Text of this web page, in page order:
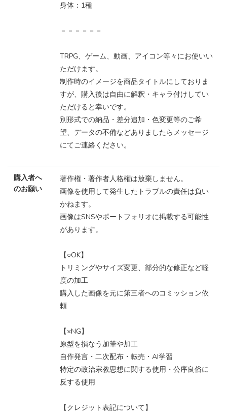
身体：1種
－－－－－－
TRPG、ゲーム、動画、アイコン等々にお使いい
ただけます。
制作時のイメージを商品タイトルにしておりま
すが、購入後は自由に解釈・キャラ付けしてい
ただけると幸いです。
別形式での納品・差分追加・色変更等のご希
望、データの不備などありましたらメッセージ
にてご連絡ください。
購入者へ
のお願い
著作権・著作者人格権は放棄しません。
画像を使用して発生したトラブルの責任は負い
かねます。
画像はSNSやポートフォリオに掲載する可能性
があります。
【○OK】
トリミングやサイズ変更、部分的な修正など軽
度の加工
購入した画像を元に第三者へのコミッション依
頼
【×NG】
原型を損なう加筆や加工
自作発言・二次配布・転売・AI学習
特定の政治宗教思想に関する使用・公序良俗に
反する使用
【クレジット表記について】